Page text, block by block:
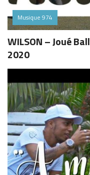
Musique 974
WILSON – Joué
2020